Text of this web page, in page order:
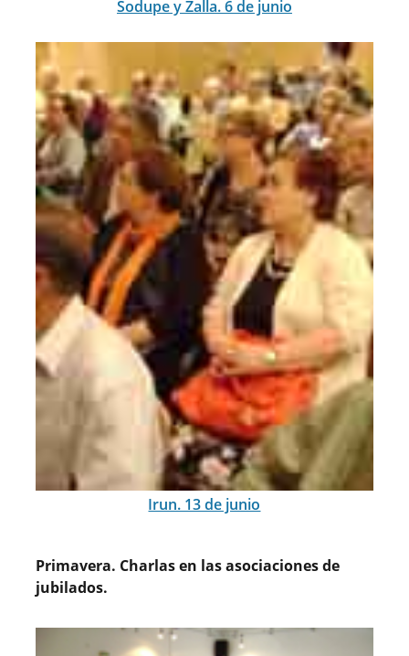
Sodupe y Zalla. 6 de junio
Irun. 13 de junio
Primavera. Charlas en las asociaciones de
jubilados.